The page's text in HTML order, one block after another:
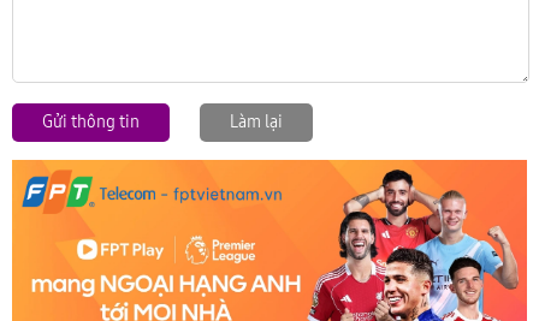
Gửi thông tin Làm lại